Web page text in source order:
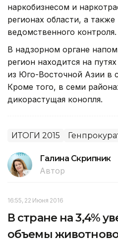
наркобизнесом и
регионах области, а также
ведомственного контроля.
В надзорном органе
регион находится на
из Юго-Восточной Азии в
Кроме того, в семи
дикорастущая конопля.
ИТОГИ 2015
Галина Скрипник
Автор
16:55, 22 Июня 2016
В стране на 3,4%
объемы